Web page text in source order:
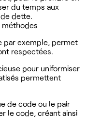
du temps aux
dette.
méthodes
par exemple, permet
respectées.
pour uniformiser
permettent
de code ou le pair
le code, créant ainsi